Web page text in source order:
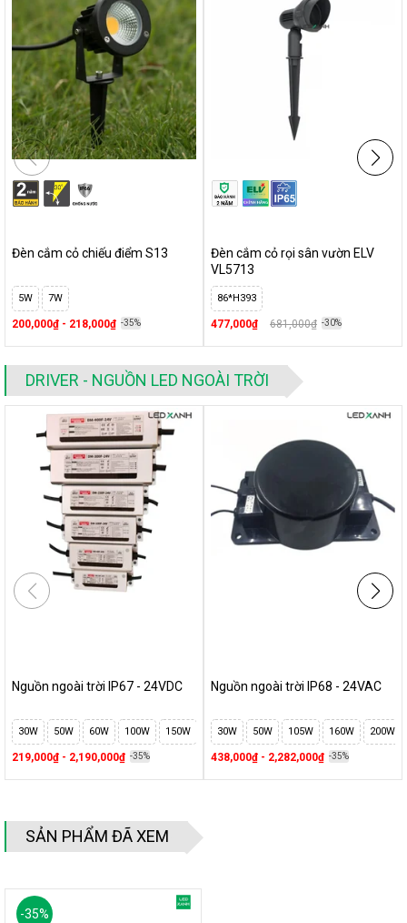
đèn
Đèn hắt sân vườn - Những sai lầm phổ biến khi lắp đặt bạn
nên biết
Đèn hắt cây - Gợi ý những mẫu đèn phù hợp
Đèn trụ sân vườn - Một vài thông tin bạn cần biết trước khi
mua đèn
Đèn nấm sân vườn - Làm thế nào để chọn đúng đèn bạn
cần?
Cột đèn sân vườn - Cấu tạo, phân loại và công năng của
sản phẩm
Đèn cắm cỏ chiếu điểm S13
5W 7W
200,000₫ - 218,000₫ -35%
Đèn cắm cỏ rọi sân vườn ELV
VL5713
86*H393
477,000₫ 681,000₫ -30%
DRIVER - NGUỒN LED NGOÀI TRỜI
Nguồn ngoài trời IP67 - 24VDC
30W 50W 60W 100W 150W 200W 250W 300W 400W 500W
219,000₫ - 2,190,000₫ -35%
Nguồn ngoài trời IP68 - 24VAC
30W 50W 105W 160W 200W
438,000₫ - 2,282,000₫ -35%
SẢN PHẨM ĐÃ XEM
-35%